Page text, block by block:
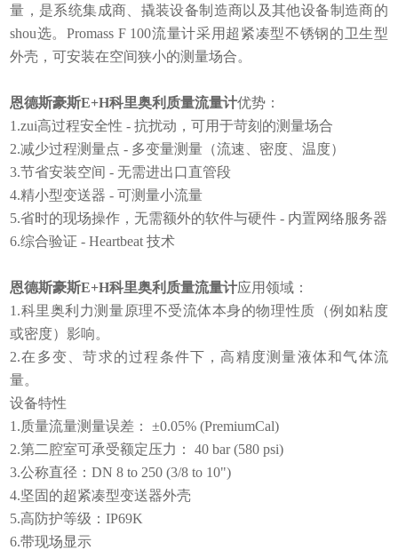
量，是系统集成商、撬装设备制造商以及其他设备制造商的
shou选。Promass F 100流量计采用超紧凑型不锈钢的卫生型
外壳，可安装在空间狭小的测量场合。
恩德斯豪斯E+H科里奥利质量流量计优势：
1.zui高过程安全性 - 抗扰动，可用于苛刻的测量场合
2.减少过程测量点 - 多变量测量（流速、密度、温度）
3.节省安装空间 - 无需进出口直管段
4.精小型变送器 - 可测量小流量
5.省时的现场操作，无需额外的软件与硬件 - 内置网络服务器
6.综合验证 - Heartbeat 技术
恩德斯豪斯E+H科里奥利质量流量计应用领域：
1.科里奥利力测量原理不受流体本身的物理性质（例如粘度
或密度）影响。
2.在多变、苛求的过程条件下，高精度测量液体和气体流
量。
设备特性
1.质量流量测量误差： ±0.05% (PremiumCal)
2.第二腔室可承受额定压力： 40 bar (580 psi)
3.公称直径：DN 8 to 250 (3/8 to 10")
4.坚固的超紧凑型变送器外壳
5.高防护等级：IP69K
6.带现场显示